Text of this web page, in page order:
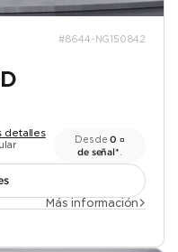
#8644-NG150842
detalles
Desde0 ¤
de señal*
Más información